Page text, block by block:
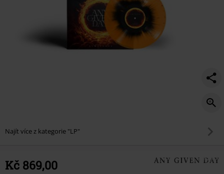
Najít více z kategorie "LP"
Kč 869,00